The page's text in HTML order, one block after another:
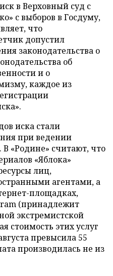
в Верховный суд с
с выборов в Госдуму,
что
допустил
законодательства о
об
и о
каждое из
иска стали
при ведении
«Родине» считают, что
«Яблока»
лиц,
агентами, а
площадках,
(принадлежит
экстремистской
стоимость этих услуг
превысила 55
производилась не из